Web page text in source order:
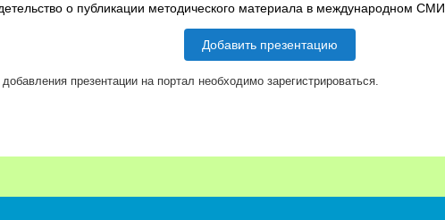
о публикации методического материала в международном СМИ.
Добавить презентацию
презентации на портал необходимо зарегистрироваться.